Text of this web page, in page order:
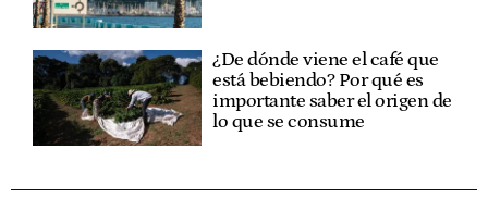
¿De dónde viene el café que
está bebiendo? Por qué es
importante saber el origen de
lo que se consume